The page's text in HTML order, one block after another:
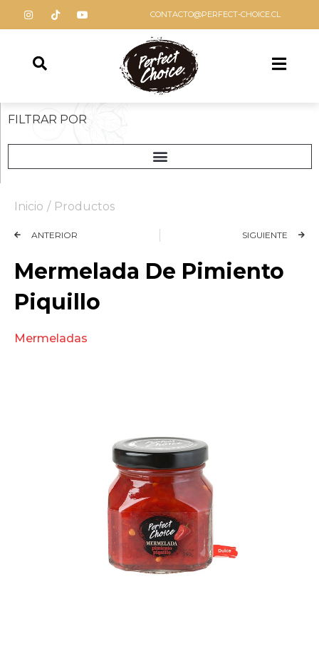
CONTACTO@PERFECT-CHOICE.CL
Inicio / Productos
ANTERIOR SIGUIENTE
Mermelada De Pimiento
Piquillo
Mermeladas
FILTRAR POR